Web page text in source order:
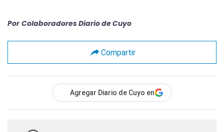
Por Colaboradores Diario de Cuyo
Compartir
Agregar Diario de Cuyo en